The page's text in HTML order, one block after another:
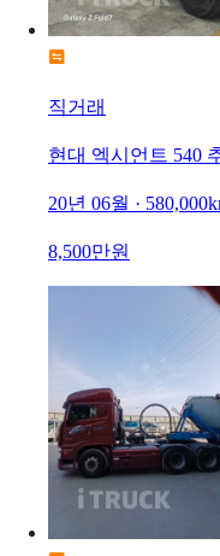
직거래
현대 엑시언트 540
20년 06월 ·
8,500만원